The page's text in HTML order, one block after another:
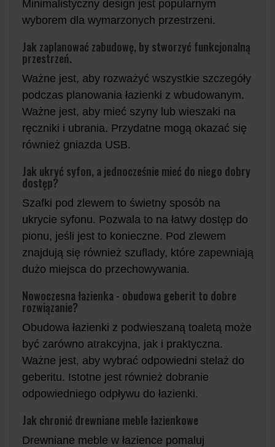
Minimalistyczny design jest popularnym
wyborem dla wymarzonych przestrzeni.
Jak zaplanować zabudowę, by stworzyć funkcjonalną
przestrzeń.
Ważne jest, aby rozważyć wszystkie szczegóły
podczas planowania łazienki z wbudowanym.
Ważne jest, aby mieć szyny lub wieszaki na
ręczniki i ubrania. Przydatne mogą okazać się
również gniazda USB.
Jak ukryć syfon, a jednocześnie mieć do niego dobry
dostęp?
Szafki pod zlewem to świetny sposób na
ukrycie syfonu. Pozwala to na łatwy dostęp do
pionu, jeśli jest to konieczne. Pod zlewem
znajdują się również szuflady, które zapewniają
dużo miejsca do przechowywania.
Nowoczesna łazienka - obudowa geberit to dobre
rozwiązanie?
Obudowa łazienki z podwieszaną toaletą może
być zarówno atrakcyjna, jak i praktyczna.
Ważne jest, aby wybrać odpowiedni stelaż do
geberitu. Istotne jest również dobranie
odpowiedniego odpływu do łazienki.
Jak chronić drewniane meble łazienkowe
Drewniane meble w łazience pomaluj